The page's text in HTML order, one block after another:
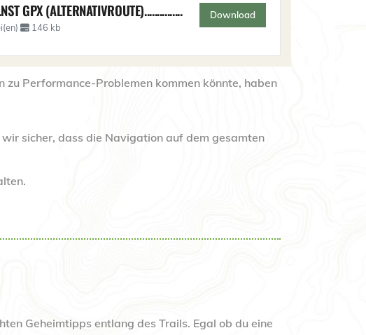
GPX (ALTERNATIVROUTE)...............
146 kb
Download
Performance-Problemen kommen könnte, haben
sicher, dass die Navigation auf dem gesamten
Geheimtipps entlang des Trails. Egal ob du eine